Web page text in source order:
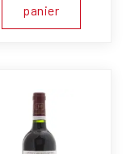
panier